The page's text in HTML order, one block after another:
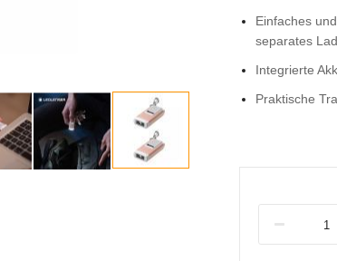
Einfaches
separates
Integrierte
Praktische